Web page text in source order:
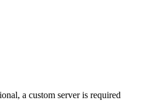
a custom server is required